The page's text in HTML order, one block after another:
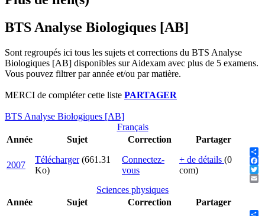
BTS Analyse Biologiques [AB]
Sont regroupés ici tous les sujets et corrections du BTS Analyse
Biologiques [AB] disponibles sur Aidexam avec plus de 5 examens.
Vous pouvez filtrer par année et/ou par matière.
MERCI de compléter cette liste PARTAGER
BTS Analyse Biologiques [AB]
Français
Année
Sujet Correction Partager
2007
Télécharger (661.31
Ko)
Connectez-
vous
+ de détails (0
com)
Sciences physiques
Année
Sujet Correction Partager